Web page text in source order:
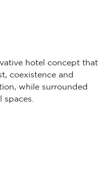
hotel concept that
coexistence and
while surrounded